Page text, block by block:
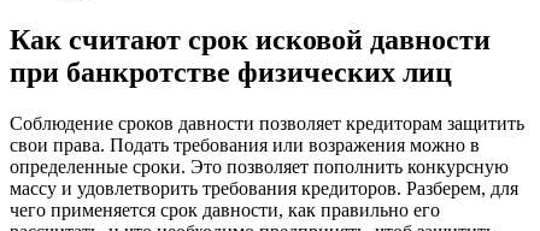
Как считают срок исковой давности
при банкротстве физических лиц
Соблюдение сроков давности позволяет кредиторам защитить
свои права. Подать требования или возражения можно в
определенные сроки. Это позволяет пополнить конкурсную
массу и удовлетворить требования кредиторов. Разберем, для
чего применяется срок давности, как правильно его